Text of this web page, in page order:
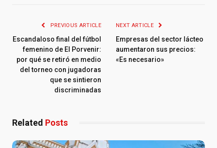
PREVIOUS ARTICLE
Escandaloso final del fútbol
femenino de El Porvenir:
por qué se retiró en medio
del torneo con jugadoras
que se sintieron
discriminadas
NEXT ARTICLE
Empresas del sector lácteo
aumentaron sus precios:
«Es necesario»
Related Posts